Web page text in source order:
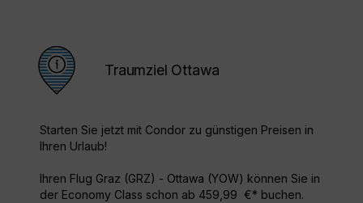
Traumziel Ottawa
Starten Sie jetzt mit Condor zu günstigen Preisen in
Ihren Urlaub!
Ihren Flug Graz (GRZ) - Ottawa (YOW) können Sie in
der Economy Class schon ab 459,99 €* buchen.